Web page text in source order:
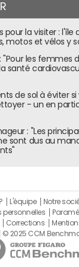
pour la visiter : l'île
motos et vélos y
"Pour les femmes
santé
de sol à éviter si
- un en
: "Les
sont dus au
L'équipe Notre
personnelles
Corrections
© 2025 CCM